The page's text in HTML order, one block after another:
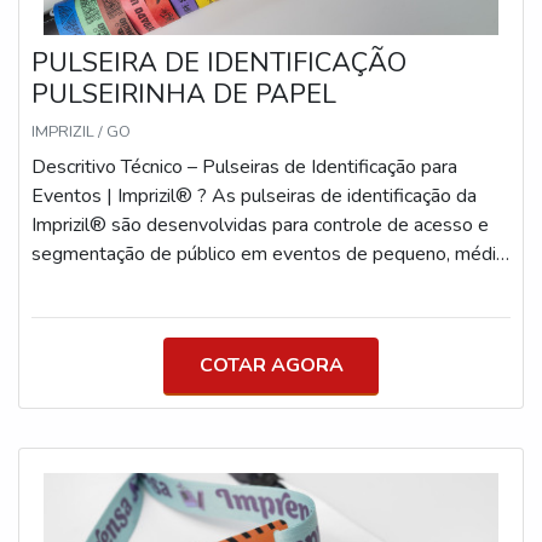
PULSEIRA DE IDENTIFICAÇÃO
PULSEIRINHA DE PAPEL
IMPRIZIL / GO
Descritivo Técnico – Pulseiras de Identificação para
Eventos | Imprizil® ? As pulseiras de identificação da
Imprizil® são desenvolvidas para controle de acesso e
segmentação de público em eventos de pequeno, médio
para cada tipo de uso (curto, médio ou longo prazo),
oferecem segurança, personalização e durabilidade com
acabamento profissional. A linha é composta por
modelos técnicos que atendem tanto à necessidade
exigem organização, categorização de público e proteção
contra fraudes ou reutilização. Modelos Recomendados
para Eventos ? Pulseira de Tecido (Festival Wristband®)
COTAR AGORA